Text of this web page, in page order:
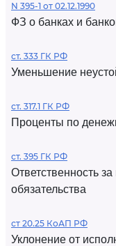
N 395-1 от 02.12.1990
ФЗ о банках и
ст. 333 ГК РФ
Уменьшение
ст. 317.1 ГК РФ
Проценты по
ст. 395 ГК РФ
Ответственность
обязательства
ст 20.25 КоАП РФ
Уклонение от